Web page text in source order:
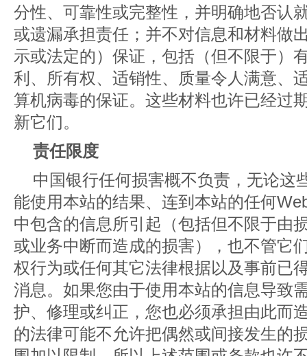
分性、可靠性或完整性，并明确地否认
或遗漏承担责任；并不对信息和材料做
示或法定的）保证，包括（但不限于）
利、所有权、适销性、质量令人满意、
算机病毒的保证。这些材料也许已经过
新它们。
责任限度
中国银行任何损害概不负责，无论这
能使用本站的结果、连到本站的任何
中包含的信息所引起（包括但不限于由
或业务中断而造成的损害），也不管它
权行为或任何其它法律根据以及事前已
消息。如果您由于使用本站的信息导致
护、修理或纠正，您也必须承担由此而
的法律可能不允许把偶然或间接发生的